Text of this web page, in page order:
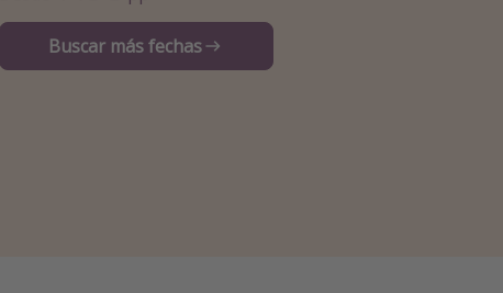
Buscar más fechas